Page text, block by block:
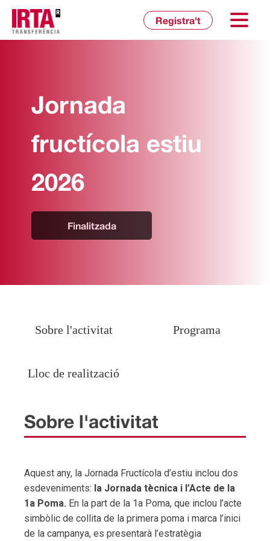
Registra't
Jornada
fructícola estiu
2026
Finalitzada
Sobre l'activitat Programa
Lloc de realització
Sobre l'activitat
Aquest any, la Jornada Fructícola d’estiu inclou dos
esdeveniments: la Jornada tècnica i l’Acte de la
1a Poma. En la part de la 1a Poma, que inclou l’acte
simbòlic de collita de la primera poma i marca l’inici
de la campanya, es presentarà l’estratègia